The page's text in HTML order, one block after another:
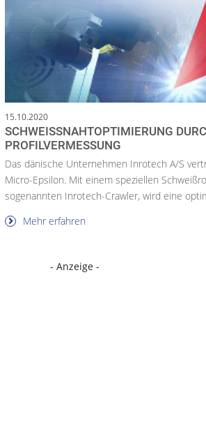
15.10.2020
SCHWEISSNAHTOPTIMIERUNG
ROFILVERMESSUNG
Das dänische Unternehmen Inrotech A/S
Micro-Epsilon. Mit einem speziellen
sogenannten Inrotech-Crawler, wird eine
Mehr erfahren
- Anzeige -